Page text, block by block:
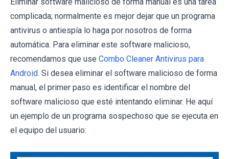
complicada; normalmente es mejor dejar que un programa
antivirus o antiespía lo haga por nosotros de forma
automática. Para eliminar este software malicioso,
recomendamos que use Combo Cleaner Antivirus para
Android. Si desea eliminar el software malicioso de forma
manual, el primer paso es identificar el nombre del
software malicioso que esté intentando eliminar. He aquí
un ejemplo de un programa sospechoso que se ejecuta en
el equipo del usuario: